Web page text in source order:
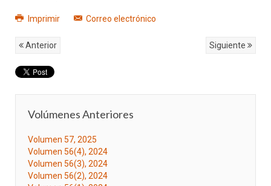
Imprimir Correo electrónico
Anterior Siguiente
Volúmenes Anteriores
Volumen 57, 2025
Volumen 56(4), 2024
Volumen 56(3), 2024
Volumen 56(2), 2024